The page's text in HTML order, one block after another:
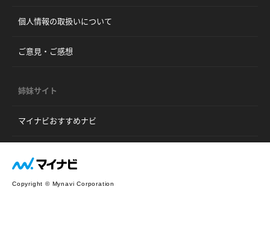
個人情報の取扱いについて
ご意見・ご感想
姉妹サイト
マイナビおすすめナビ
Copyright © Mynavi Corporation